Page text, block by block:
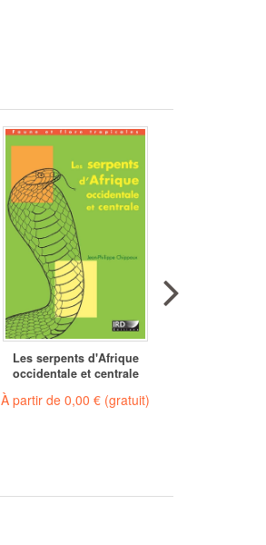
Les serpents d'Afrique
occidentale et centrale
À partir de 0,00 € (gratuit)